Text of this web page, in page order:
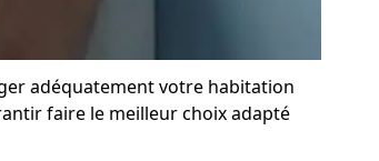
adéquatement votre habitation
faire le meilleur choix adapté